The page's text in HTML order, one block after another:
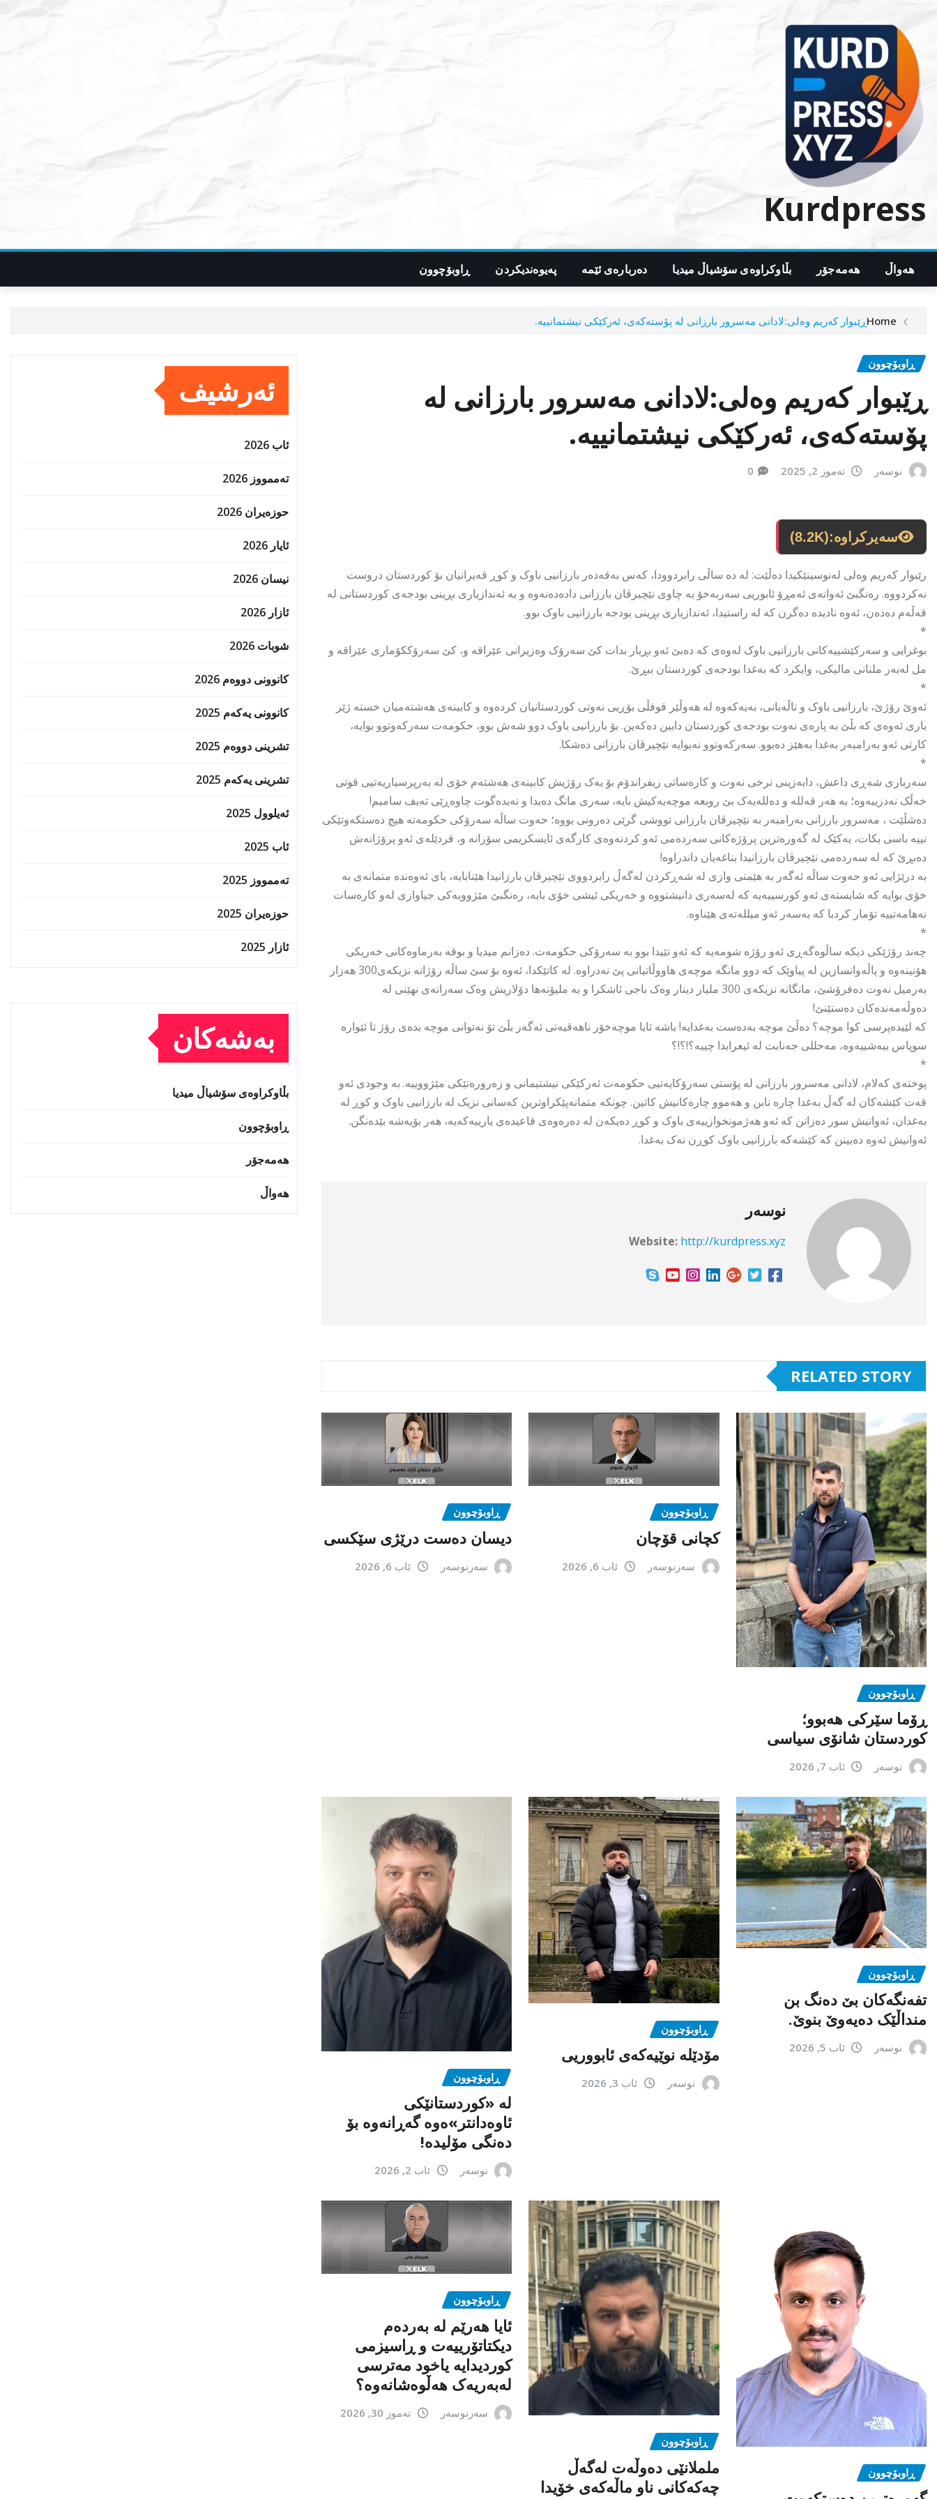
content
Kurdpress
هەواڵ هەمەجۆر بڵاوکراوەی سۆشیاڵ میدیا دەربارەی ئێمە پەیوەندیکردن ڕاوبۆچوون
Homeڕێبوار کەریم وەلی:لادانی مەسرور بارزانی لە پۆستەکەی، ئەرکێکی نیشتمانییە.
ڕاوبۆچوون
ڕێبوار کەریم وەلی:لادانی مەسرور بارزانی لە
پۆستەکەی، ئەرکێکی نیشتمانییە.
نوسەر تەموز 2, 2025 0
سەیرکراوە:(8.2K)
رێبوار کەریم وەلی لەنوسینێکیدا دەڵێت: لە دە ساڵی رابردوودا، کەس بەقەدەر بارزانیی باوک و کوڕ قەیرانیان بۆ کوردستان دروست
نەکردووە. رەنگبێ ئەوانەی ئەمڕۆ ئابوریی سەربەخۆ بە چاوی نێچیرڤان بارزانی دادەدەنەوە و بە ئەندازیاری بڕینی بودجەی کوردستانی لە
قەڵەم دەدەن، ئەوە نادیدە دەگرن کە لە راستیدا، ئەندازیاری بڕینی بودجە بارزانیی باوک بوو.
*
بوغرایی و سەرکێشییەکانی بارزانیی باوک لەوەی کە دەبێ ئەو بڕیار بدات کێ سەرۆک وەزیرانی عێراقە و، کێ سەرۆککۆماری عێراقە و
مل لەبەر ملنانی مالیکی، وایکرد کە بەغدا بودجەی کوردستان ببڕێ.
*
ئەوێ رۆژێ، بارزانیی باوک و تاڵەبانی، بەیەکەوە لە هەوڵێر قوفڵی بۆڕیی نەوتی کوردستانیان کردەوە و کابینەی هەشتەمیان خستە ژێر
باری ئەوەی کە بڵێ بە پارەی نەوت بودجەی کوردستان دابین دەکەین. بۆ بارزانیی باوک دوو شەش بوو، حکومەت سەرکەوتوو بوایە،
کارتی ئەو بەرامبەر بەغدا بەهێز دەبوو. سەرکەوتوو نەبوایە نێچیرڤان بارزانی دەشکا.
*
سەرباری شەڕی داعش، دابەزینی نرخی نەوت و کارەساتی ریفراندۆم بۆ یەک رۆژیش کابینەی هەشتەم خۆی لە بەرپرسیاریەتیی قوتی
خەڵک نەدزییەوە؛ بە هەر قەللە و دەللەیەک بێ روبعە موچەیەکیش بایە، سەری مانگ دەیدا و نەیدەگوت چاوەڕێی تەیف سامیم!
دەشڵێت ، مەسرور بارزانی بەرامبەر بە نێچیرڤان بارزانی تووشی گرێی دەرونی بووە؛ حەوت ساڵە سەرۆکی حکومەتە هیچ دەستکەوتێکی
نییە باسی بکات، یەکێک لە گەورەترین پرۆژەکانی سەردەمی ئەو کردنەوەی کارگەی ئایسکریمی سۆرانە و، قردێلەی ئەو پرۆژانەش
دەبڕێ کە لە سەردەمی نێچیرڤان بارزانیدا بناغەیان داندراوە!
بە درێژایی ئەو حەوت ساڵە ئەگەر بە هێمنی وازی لە شەڕکردن لەگەڵ رابردووی نێچیرڤان بارزانیدا هێنابایە، بای ئەوەندە متمانەی بە
خۆی بوایە کە شایستەی ئەو کورسییەیە کە لەسەری دانیشتووە و خەریکی ئیشی خۆی بایە، رەنگبێ مێژوویەکی جیاوازی لەو کارەسات
نەهامەتییە تۆمار کردبا کە بەسەر ئەو میللەتەی هێناوە.
*
چەند رۆژێکی دیکە ساڵوەگەڕی ئەو رۆژە شومەیە کە ئەو تێیدا بوو بە سەرۆکی حکومەت. دەزانم میدیا و بوقە بەرماوەکانی خەریکی
هۆنینەوە و پاڵەوانسازین لە پیاوێک کە دوو مانگە موچەی هاووڵاتیانی پێ نەدراوە. لە کاتێکدا، ئەوە بۆ سێ ساڵە رۆژانە نزیکەی300 هەزار
بەرمیل نەوت دەفرۆشێ، مانگانە نزیکەی 300 ملیار دینار وەک باجی ئاشکرا و بە ملیۆنەها دۆلاریش وەک سەرانەی نهێنی لە
دەوڵەمەندەکان دەستێنێ!
کە لێیدەپرسی کوا موچە؟ دەڵێ موچە بەدەست بەغدایە! باشە ئایا موچەخۆر ناهەقیەتی ئەگەر بڵێ تۆ نەتوانی موچە بدەی رۆژ تا ئێوارە
سوپاس ببەشییەوە، مەحللی جەنابت لە ئیعرابدا چییە؟!؟!؟
*
پوختەی کەلام، لادانی مەسرور بارزانی لە پۆستی سەرۆکایەتیی حکومەت ئەرکێکی نیشتیمانی و زەرورەتێکی مێژووییە. بە وجودی ئەو
قەت کێشەکان لە گەڵ بەغدا چارە نابن و هەموو چارەکانیش کاتین. چونکە متمانەپێکراوترین کەسانی نزیک لە بارزانیی باوک و کوڕ لە
بەغدان، ئەوانیش سور دەزانن کە ئەو هەژمونخوازییەی باوک و کوڕ دەیکەن لە دەرەوەی قاعیدەی یارییەکەیە، هەر بۆیەشە بێدەنگن.
ئەوانیش ئەوە دەبینن کە کێشەکە بارزانیی باوک کوڕن نەک بەغدا.
نوسەر
Website: http://kurdpress.xyz
RELATED STORY
ڕاوبۆچوون
ڕۆما سێرکی هەبوو؛
کوردستان شانۆی سیاسی
نوسەر ئاب 7, 2026
ڕاوبۆچوون
کچانی قۆچان
سەرنوسەر ئاب 6, 2026
ڕاوبۆچوون
دیسان دەست درێژی سێکسی
سەرنوسەر ئاب 6, 2026
ڕاوبۆچوون
تفەنگەکان بێ دەنگ بن
منداڵێک دەیەوێ بنوێ.
نوسەر ئاب 5, 2026
ڕاوبۆچوون
مۆدێلە نوێیەکەى ئابووریی
نوسەر ئاب 3, 2026 ڕاوبۆچوون
لە «کوردستانێکی
ئاوەدانتر»ەوە گەڕانەوە بۆ
دەنگی مۆلیدە!
نوسەر ئاب 2, 2026
ڕاوبۆچوون
ڕاوبۆچوون
ململانێی دەوڵەت لەگەڵ
چەکەکانی ناو ماڵەکەی خۆیدا
ڕاوبۆچوون
ئایا هەرێم لە بەردەم
دیکتاتۆرییەت و ڕاسیزمی
کوردیدایە یاخود مەترسی
لەبەریەک هەڵوەشانەوە؟
سەرنوسەر تەموز 30, 2026
ئەرشیف
ئاب 2026
تەممووز 2026
حوزه‌یران 2026
ئایار 2026
نیسان 2026
ئازار 2026
شوبات 2026
کانوونی دووەم 2026
کانوونی یەکەم 2025
تشرینی دووەم 2025
تشرینی یەکەم 2025
ئەیلوول 2025
ئاب 2025
تەممووز 2025
حوزه‌یران 2025
ئازار 2025
بەشەکان
بڵاوکراوەی سۆشیاڵ میدیا
ڕاوبۆچوون
هەمەجۆر
هەواڵ